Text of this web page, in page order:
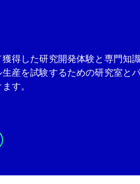
得した研究開発体験と専門知
産を試験するための研究室と
す。